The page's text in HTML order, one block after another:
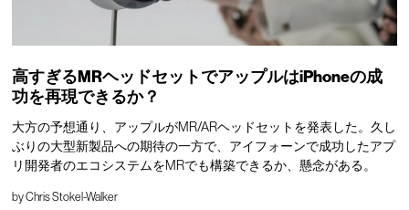
高すぎるMRヘッドセットでアップルはiPhoneの成
功を再現できるか？
大方の予想通り、アップルがMR/ARヘッドセットを発表した。久し
ぶりの大型新製品への期待の一方で、アイフォーンで成功したアプ
リ開発者のエコシステムをMRでも構築できるか、懸念がある。
byChris Stokel-Walker